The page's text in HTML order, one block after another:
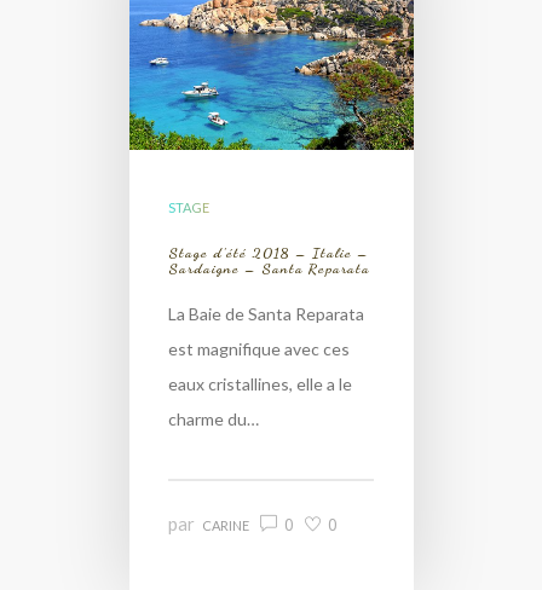
STAGE
Stage d’été 2018 – Italie –
Sardaigne – Santa Reparata
La Baie de Santa Reparata
est magnifique avec ces
eaux cristallines, elle a le
charme du…
par CARINE 0 0